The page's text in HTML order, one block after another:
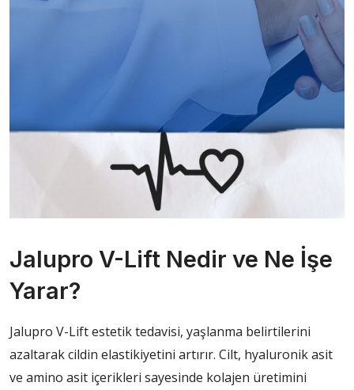
Jalupro V-Lift Nedir ve Ne İşe
Yarar?
Jalupro V-Lift estetik tedavisi, yaşlanma belirtilerini
azaltarak cildin elastikiyetini artırır. Cilt, hyaluronik asit
ve amino asit içerikleri sayesinde kolajen üretimini